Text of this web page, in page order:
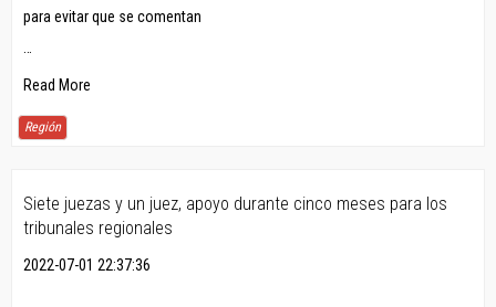
para evitar que se comentan
Read More
Región
Siete juezas y un juez, apoyo durante cinco meses para los
tribunales regionales
2022-07-01 22:37:36